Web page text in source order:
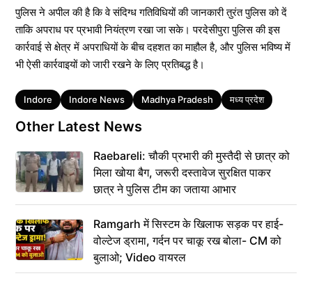
पुलिस ने अपील की है कि वे संदिग्ध गतिविधियों की जानकारी तुरंत पुलिस को दें
ताकि अपराध पर प्रभावी नियंत्रण रखा जा सके। परदेसीपुरा पुलिस की इस
कार्रवाई से क्षेत्र में अपराधियों के बीच दहशत का माहौल है, और पुलिस भविष्य में
भी ऐसी कार्रवाइयों को जारी रखने के लिए प्रतिबद्ध है।
Tags
Indore Indore News Madhya Pradesh मध्य प्रदेश
Other Latest News
Raebareli: चौकी प्रभारी की मुस्तैदी से छात्र को
मिला खोया बैग, जरूरी दस्तावेज सुरक्षित पाकर
छात्र ने पुलिस टीम का जताया आभार
Ramgarh में सिस्टम के खिलाफ सड़क पर हाई-
वोल्टेज ड्रामा, गर्दन पर चाकू रख बोला- CM को
बुलाओ; Video वायरल